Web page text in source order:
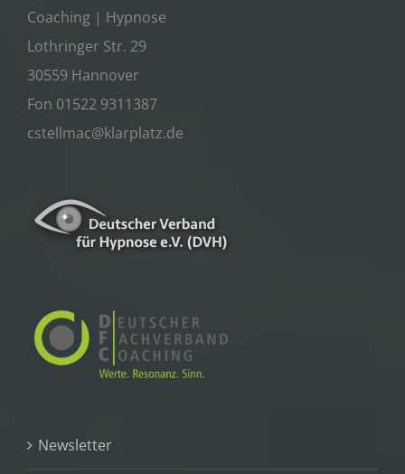
Coaching | Hypnose
Lothringer Str. 29
30559 Hannover
Fon 01522 9311387
cstellmac@klarplatz.de
Newsletter